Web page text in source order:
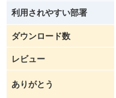
利用されやすい部署
ダウンロード数
レビュー
ありがとう